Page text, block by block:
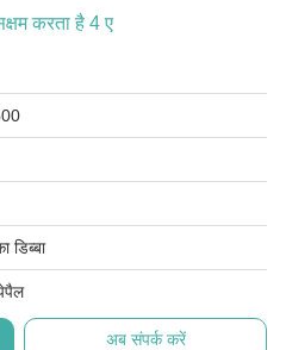
करता है 4 ए
डिब्बा
अब संपर्क करें